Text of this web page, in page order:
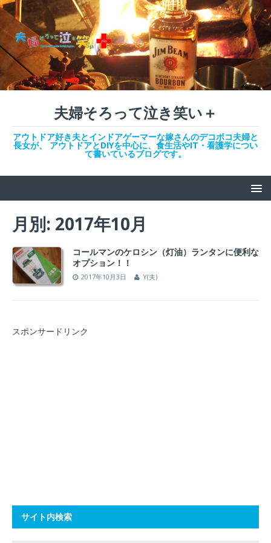
夫婦そろって泣き笑い＋
アウトドア好き夫とインドアゲーマーな嫁さんのデコボコ夫婦と
長女が、 アウトドアとDIYを中心に、食生活やIT・看護学につい
て書いているブログです。
月別: 2017年10月
コールマンのケロシン（灯油）ランタンに便利な
オプション！！
2017年10月3日 Y(夫)
スポンサードリンク
サイト内検索